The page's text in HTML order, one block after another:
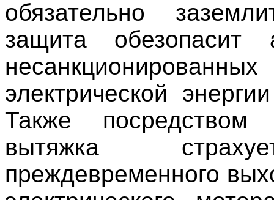
обязательно
защита обезопасит
электрической
Также посредством
вытяжка
преждевременного